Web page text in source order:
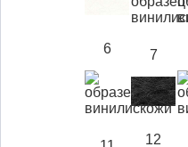
6 7
12